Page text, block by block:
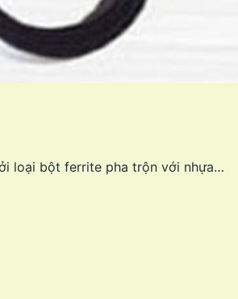
loại bột ferrite pha trộn với nhựa…